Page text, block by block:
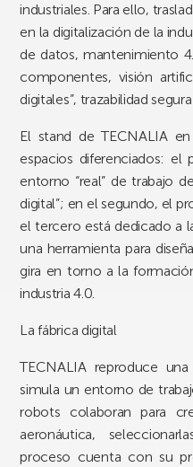
industriales. Para ello,
en la digitalización de la
de datos, mantenimiento
componentes, visión
digitales”, trazabilidad
El stand de TECNALIA
espacios diferenciados: el
entorno “real” de trabajo
digital”; en el segundo, el
el tercero está dedicado a
una herramienta para
gira en torno a la
industria 4.0.
La fábrica digital
TECNALIA reproduce
simula un entorno de
robots colaboran para
aeronáutica,
proceso cuenta con su